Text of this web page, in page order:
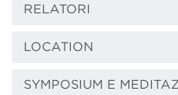
RELATORI
LOCATION
SYMPOSIUM E